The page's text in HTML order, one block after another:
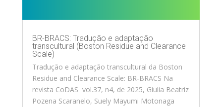
BR-BRACS: Tradução e adaptação
transcultural (Boston Residue and Clearance
Scale)
Tradução e adaptação transcultural da Boston
Residue and Clearance Scale: BR-BRACS Na
revista CoDAS vol.37, n4, de 2025, Giulia Beatriz
Pozena Scaranelo, Suely Mayumi Motonaga